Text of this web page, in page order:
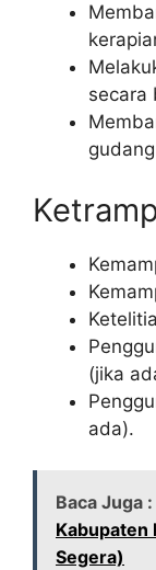
secara
(jika
ada).
Baca Juga :
Kabupaten
Segera)